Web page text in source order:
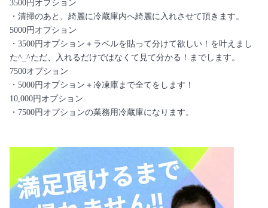
3500円オプション
・清掃のあと、綺麗に冷蔵庫内へ綺麗に入れさせて頂きます。
5000円オプション
・3500円オプション＋ラベルを貼って分けて欲しい！を叶えまし
た^_^ただ、入れるだけではなくて見て分かる！までします。
7500オプション
・5000円オプション＋冷凍庫まで全てをします！
10,000円オプション
・7500円オプションの業務用冷蔵庫になります。